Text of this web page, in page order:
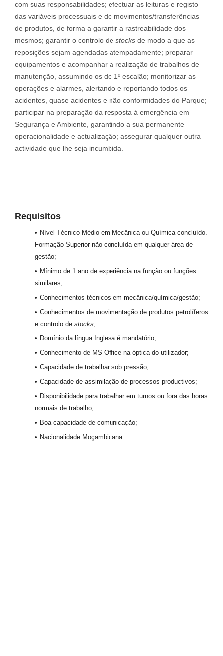
com suas responsabilidades; efectuar as leituras e registo
das variáveis processuais e de movimentos/transferências
de produtos, de forma a garantir a rastreabilidade dos
mesmos; garantir o controlo de stocks de modo a que as
reposições sejam agendadas atempadamente; preparar
equipamentos e acompanhar a realização de trabalhos de
manutenção, assumindo os de 1º escalão; monitorizar as
operações e alarmes, alertando e reportando todos os
acidentes, quase acidentes e não conformidades do Parque;
participar na preparação da resposta à emergência em
Segurança e Ambiente, garantindo a sua permanente
operacionalidade e actualização; assegurar qualquer outra
actividade que lhe seja incumbida.
Requisitos
Nível Técnico Médio em Mecânica ou Química concluído.
Formação Superior não concluída em qualquer área de
gestão;
Mínimo de 1 ano de experiência na função ou funções
similares;
Conhecimentos técnicos em mecânica/química/gestão;
Conhecimentos de movimentação de produtos petrolíferos
e controlo de stocks;
Domínio da língua Inglesa é mandatório;
Conhecimento de MS Office na óptica do utilizador;
Capacidade de trabalhar sob pressão;
Capacidade de assimilação de processos productivos;
Disponibilidade para trabalhar em turnos ou fora das horas
normais de trabalho;
Boa capacidade de comunicação;
Nacionalidade Moçambicana.